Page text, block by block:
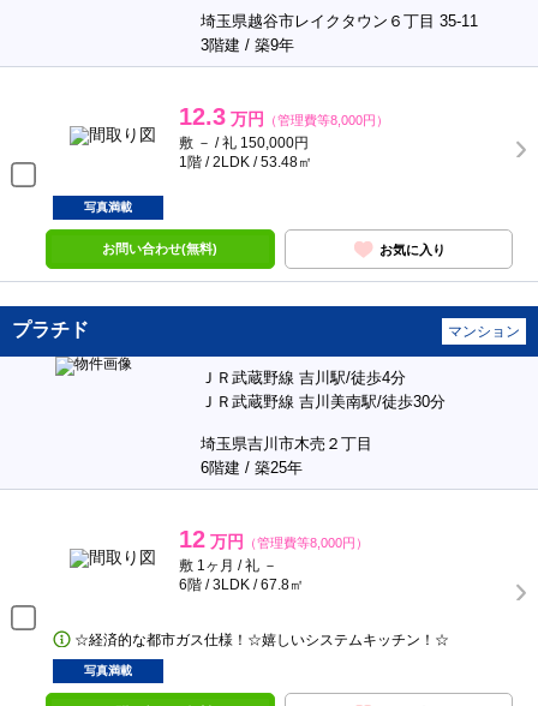
埼玉県越谷市レイクタウン６丁目 35-11
3階建 / 築9年
12.3 万円 （管理費等8,000円）
敷 － / 礼 150,000円
1階 / 2LDK / 53.48㎡
写真満載
お問い合わせ(無料) お気に入り
プラチド マンション
ＪＲ武蔵野線 吉川駅/徒歩4分
ＪＲ武蔵野線 吉川美南駅/徒歩30分
埼玉県吉川市木売２丁目
6階建 / 築25年
12 万円 （管理費等8,000円）
敷 1ヶ月 / 礼 －
6階 / 3LDK / 67.8㎡
☆経済的な都市ガス仕様！☆嬉しいシステムキッチン！☆
写真満載